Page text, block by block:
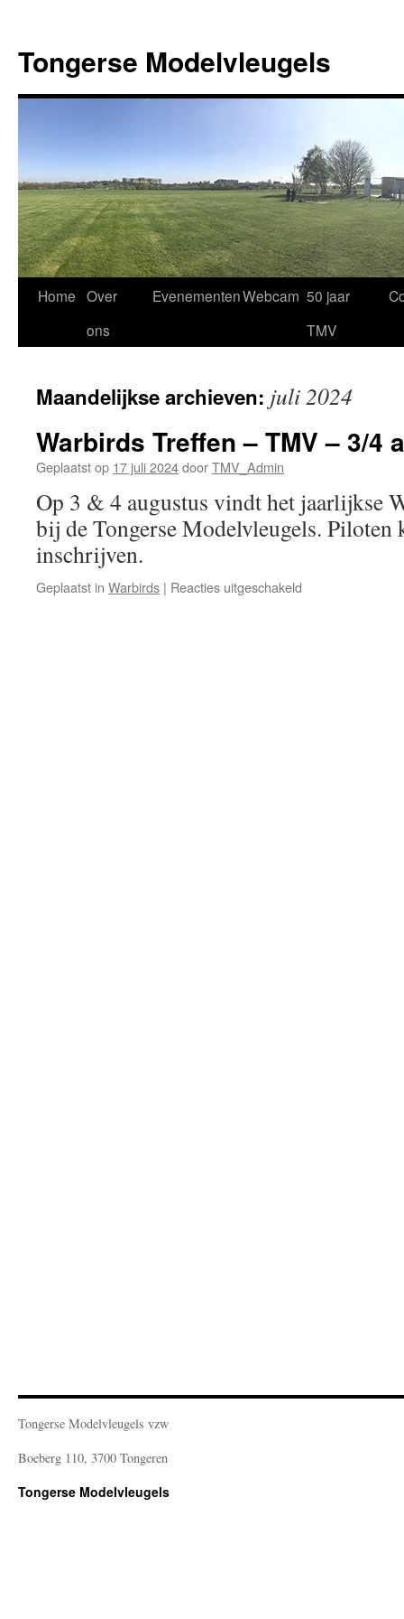
de
inhoud
Tongerse Modelvleugels
Home Over
ons
EvenementenWebcam 50 jaar
TMV
Maandelijkse archieven: juli 2024
Warbirds Treffen – TMV – 3/4
Geplaatst op 17 juli 2024doorTMV_Admin
Op 3 & 4 augustus vindt het jaarlijkse
bij de Tongerse Modelvleugels. Piloten
inschrijven.
Geplaatst in Warbirds | Reacties uitgeschakeld
Tongerse Modelvleugels vzw
Boeberg 110, 3700 Tongeren
Tongerse Modelvleugels